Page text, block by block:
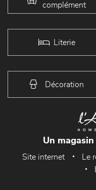
complément
Literie
Décoration
Un
Site internet Le